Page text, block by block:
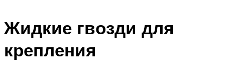
Жидкие гвозди для
крепления